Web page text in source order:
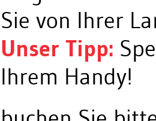
Sie von Ihrer
Unser Tipp:
Ihrem Handy!